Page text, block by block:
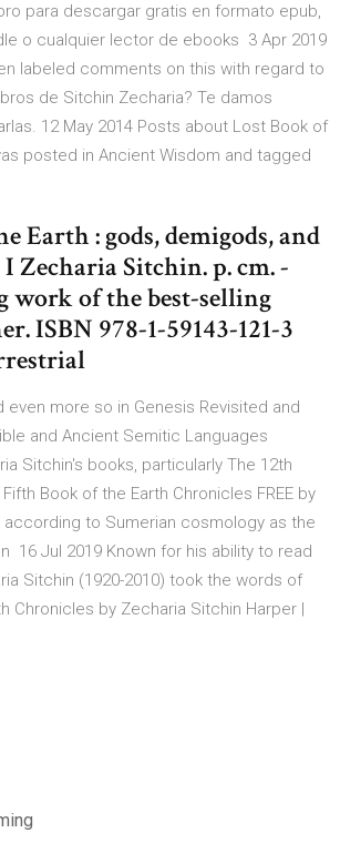
para descargar gratis en formato epub,
o cualquier lector de ebooks 3 Apr 2019
labeled comments on this with regard to
de Sitchin Zecharia? Te damos
12 May 2014 Posts about Lost Book of
posted in Ancient Wisdom and tagged
Earth : gods, demigods, and
Zecharia Sitchin. p. cm. -
work of the best-selling
ISBN 978-1-59143-121-3
more so in Genesis Revisited and
and Ancient Semitic Languages
Sitchin's books, particularly The 12th
Book of the Earth Chronicles FREE by
according to Sumerian cosmology as the
16 Jul 2019 Known for his ability to read
Sitchin (1920-2010) took the words of
Chronicles by Zecharia Sitchin Harper |